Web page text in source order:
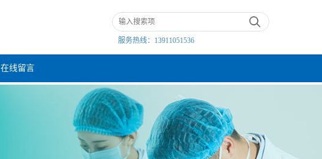
服务热线： 13911051536
在线留言